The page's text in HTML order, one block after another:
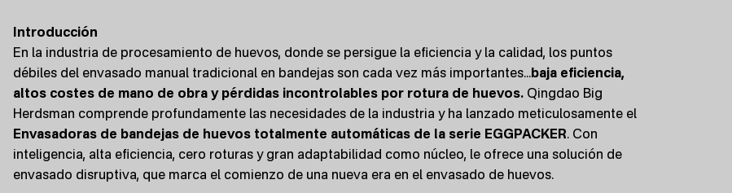
Introducción
En la industria de procesamiento de huevos, donde se persigue la eficiencia y la calidad, los puntos
débiles del envasado manual tradicional en bandejas son cada vez más importantes...baja eficiencia,
altos costes de mano de obra y pérdidas incontrolables por rotura de huevos.Qingdao Big
Herdsman comprende profundamente las necesidades de la industria y ha lanzado meticulosamente el
Envasadoras de bandejas de huevos totalmente automáticas de la serie EGGPACKER. Con
inteligencia, alta eficiencia, cero roturas y gran adaptabilidad como núcleo, le ofrece una solución de
envasado disruptiva, que marca el comienzo de una nueva era en el envasado de huevos.